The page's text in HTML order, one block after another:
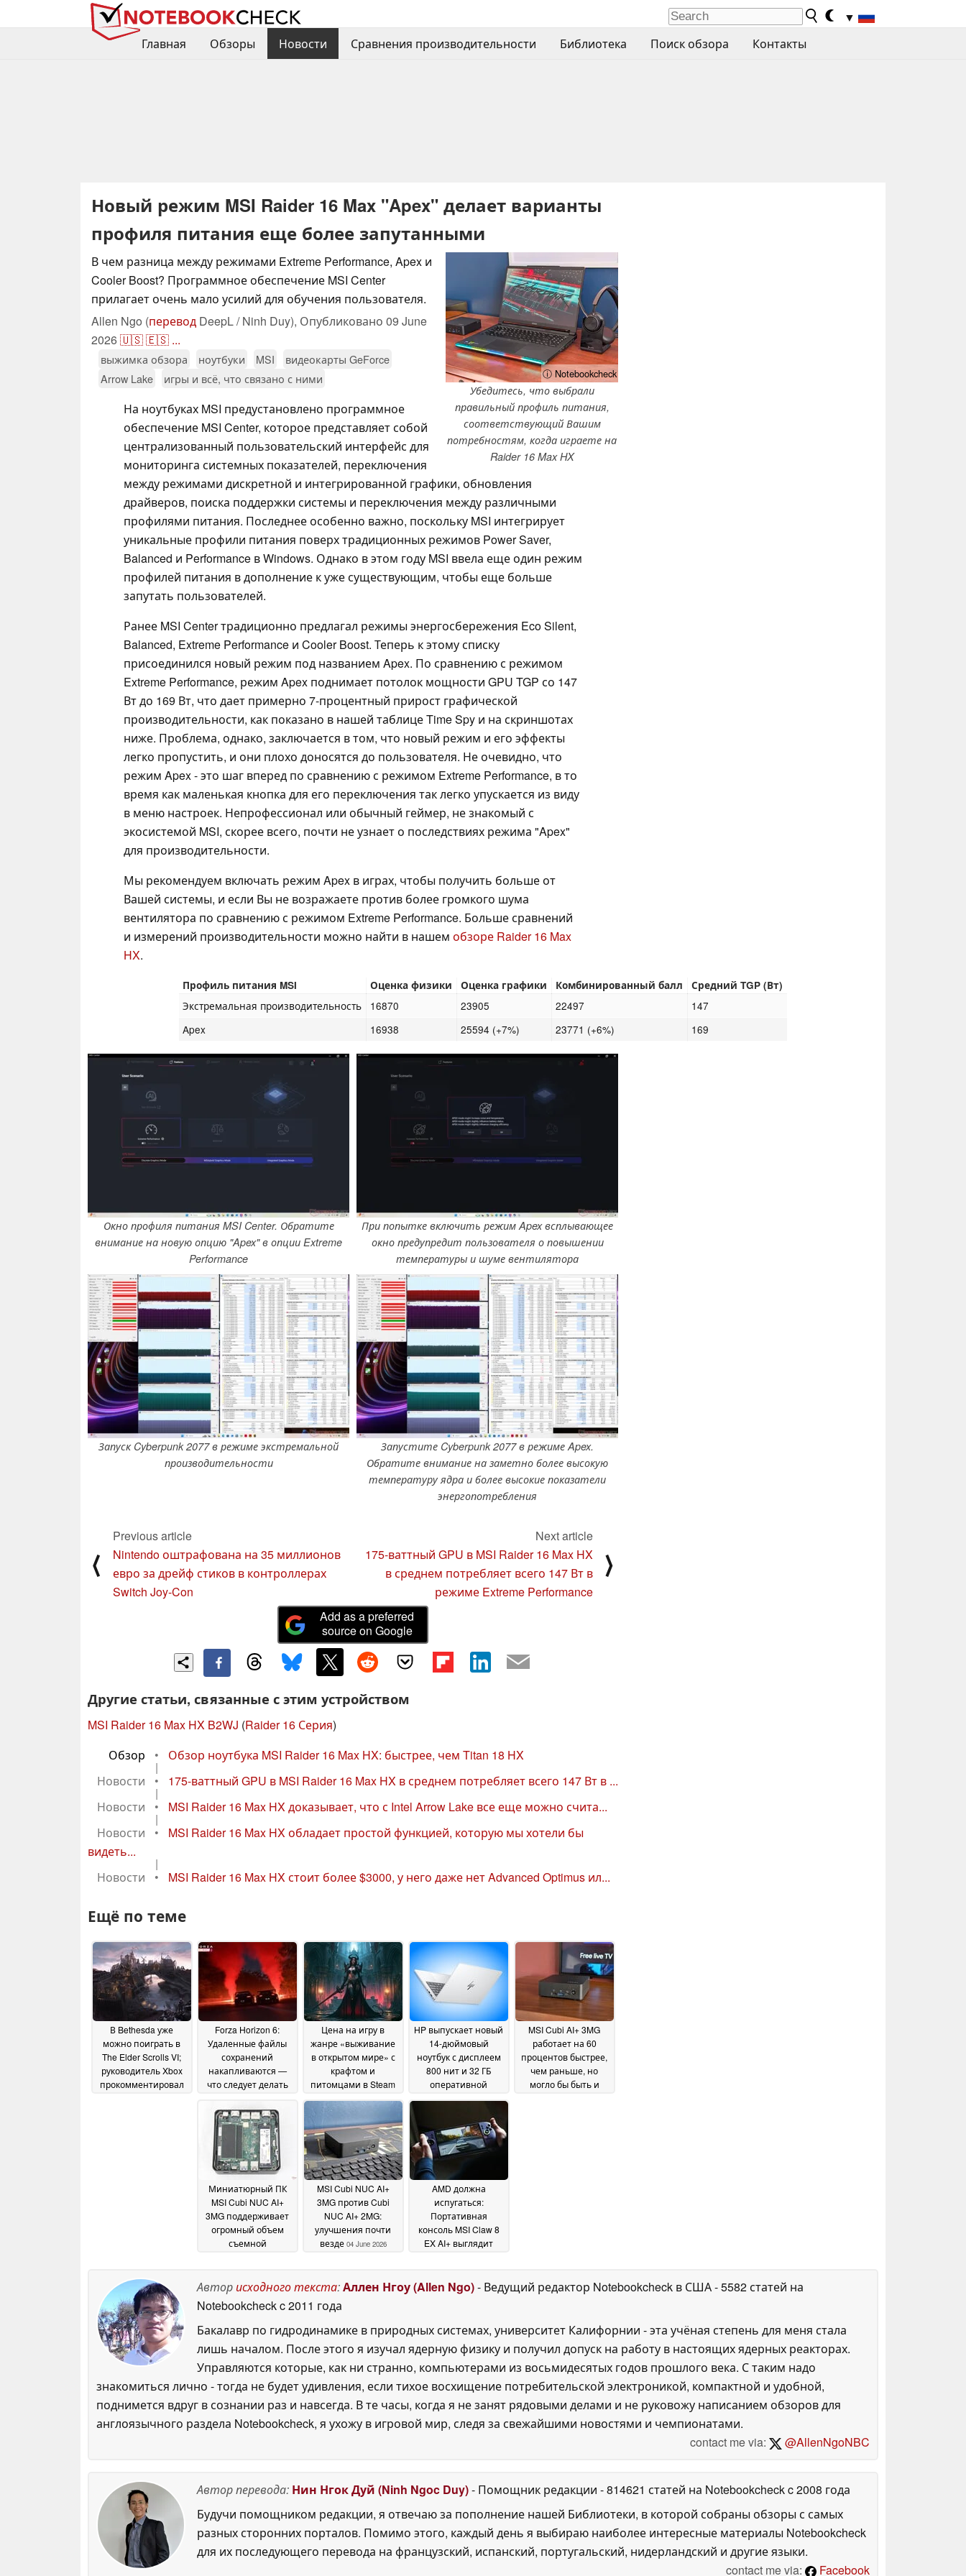
▼
Главная
Обзоры Новости Сравнения производительности Библиотека Поиск обзора Контакты
Новый режим MSI Raider 16 Max "Apex" делает варианты
профиля питания еще более запутанными
ⓘ Notebookcheck
Убедитесь, что выбрали
правильный профиль питания,
соответствующий Вашим
потребностям, когда играете на
Raider 16 Max HX
В чем разница между режимами Extreme Performance, Apex и
Cooler Boost? Программное обеспечение MSI Center
прилагает очень мало усилий для обучения пользователя.
Allen Ngo (перевод DeepL / Ninh Duy), Опубликовано 09 June
2026🇺🇸🇪🇸 ...
выжимка обзора ноутбуки MSI
видеокарты GeForce
Arrow Lake
игры и всё, что связано с ними
На ноутбуках MSI предустановлено программное
обеспечение MSI Center, которое представляет собой
централизованный пользовательский интерфейс для
мониторинга системных показателей, переключения
между режимами дискретной и интегрированной графики, обновления
драйверов, поиска поддержки системы и переключения между различными
профилями питания. Последнее особенно важно, поскольку MSI интегрирует
уникальные профили питания поверх традиционных режимов Power Saver,
Balanced и Performance в Windows. Однако в этом году MSI ввела еще один режим
профилей питания в дополнение к уже существующим, чтобы еще больше
запутать пользователей.
Ранее MSI Center традиционно предлагал режимы энергосбережения Eco Silent,
Balanced, Extreme Performance и Cooler Boost. Теперь к этому списку
присоединился новый режим под названием Apex. По сравнению с режимом
Extreme Performance, режим Apex поднимает потолок мощности GPU TGP со 147
Вт до 169 Вт, что дает примерно 7-процентный прирост графической
производительности, как показано в нашей таблице Time Spy и на скриншотах
ниже. Проблема, однако, заключается в том, что новый режим и его эффекты
легко пропустить, и они плохо доносятся до пользователя. Не очевидно, что
режим Apex - это шаг вперед по сравнению с режимом Extreme Performance, в то
время как маленькая кнопка для его переключения так легко упускается из виду
в меню настроек. Непрофессионал или обычный геймер, не знакомый с
экосистемой MSI, скорее всего, почти не узнает о последствиях режима "Apex"
для производительности.
Мы рекомендуем включать режим Apex в играх, чтобы получить больше от
Вашей системы, и если Вы не возражаете против более громкого шума
вентилятора по сравнению с режимом Extreme Performance. Больше сравнений
и измерений производительности можно найти в нашем обзоре Raider 16 Max
HX.
Профиль питания MSI Оценка физики Оценка графики Комбинированный балл Средний TGP (Вт)
Экстремальная производительность 16870 23905 22497
147
Apex
16938 25594 (+7%) 23771 (+6%) 169
Окно профиля питания MSI Center. Обратите
внимание на новую опцию "Apex" в опции Extreme
Performance
При попытке включить режим Apex всплывающее
окно предупредит пользователя о повышении
температуры и шуме вентилятора
Запуск Cyberpunk 2077 в режиме экстремальной
производительности
Запустите Cyberpunk 2077 в режиме Apex.
Обратите внимание на заметно более высокую
температуру ядра и более высокие показатели
энергопотребления
⟨
Previous article
Nintendo оштрафована на 35 миллионов
евро за дрейф стиков в контроллерах
Switch Joy-Con
Next article
175-ваттный GPU в MSI Raider 16 Max HX
в среднем потребляет всего 147 Вт в
режиме Extreme Performance
⟩
Add as a preferred
source on Google
Другие статьи, связанные с этим устройством
MSI Raider 16 Max HX B2WJ (Raider 16 Серия)
Обзор
• Обзор ноутбука MSI Raider 16 Max HX: быстрее, чем Titan 18 HX
|
Новости
• 175-ваттный GPU в MSI Raider 16 Max HX в среднем потребляет всего 147 Вт в ...
|
Новости
• MSI Raider 16 Max HX доказывает, что с Intel Arrow Lake все еще можно счита...
|
Новости
•
MSI Raider 16 Max HX обладает простой функцией, которую мы хотели бы
видеть...
|
Новости
• MSI Raider 16 Max HX стоит более $3000, у него даже нет Advanced Optimus ил...
Ещё по теме
В Bethesda уже
можно поиграть в
The Elder Scrolls VI;
руководитель Xbox
прокомментировал
Forza Horizon 6:
Удаленные файлы
сохранений
накапливаются —
что следует делать
June 2026
Цена на игру в
жанре «выживание
в открытом мире» с
крафтом и
питомцами в Steam
0 долларов
HP выпускает новый
14-дюймовый
ноутбук с дисплеем
800 нит и 32 ГБ
оперативной
09 June 2026
MSI Cubi AI+ 3MG
работает на 60
процентов быстрее,
чем раньше, но
могло бы быть и
Миниатюрный ПК
MSI Cubi NUC AI+
3MG поддерживает
огромный объем
съемной
2026
MSI Cubi NUC AI+
3MG против Cubi
NUC AI+ 2MG:
улучшения почти
везде 04 June 2026
AMD должна
испугаться:
Портативная
консоль MSI Claw 8
EX AI+ выглядит
испортить
удовольствие
Авторисходного текста:Аллен Нгоу (Allen Ngo)- Ведущий редактор Notebookcheck в США- 5582 статей на
Notebookcheckc 2011 года
Бакалавр по гидродинамике в природных системах, университет Калифорнии - эта учёная степень для меня стала
лишь началом. После этого я изучал ядерную физику и получил допуск на работу в настоящих ядерных реакторах.
Управляются которые, как ни странно, компьютерами из восьмидесятых годов прошлого века. С таким надо
знакомиться лично - тогда не будет удивления, если тихое восхищение потребительской электроникой, компактной и удобной,
поднимется вдруг в сознании раз и навсегда. В те часы, когда я не занят рядовыми делами и не руковожу написанием обзоров для
англоязычного раздела Notebookcheck, я ухожу в игровой мир, следя за свежайшими новостями и чемпионатами.
contact me via:
@AllenNgoNBC
Автор перевода: Нин Нгок Дуй (Ninh Ngoc Duy)- Помощник редакции - 814621 статей на Notebookcheckc 2008 года
Будучи помощником редакции, я отвечаю за пополнение нашей Библиотеки, в которой собраны обзоры с самых
разных сторонних порталов. Помимо этого, каждый день я выбираю наиболее интересные материалы Notebookcheck
для их последующего перевода на французский, испанский, португальский, нидерландский и другие языки.
contact me via:
Facebook